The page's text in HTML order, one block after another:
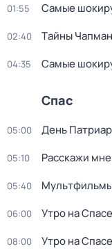
01:55 Самые
02:40 Тaйны Чапман
04:35 Самые
Спас
05:00 День
05:10 Расскажи
05:40
06:00 Утро на Спасе
08:00 Утро на Спасе